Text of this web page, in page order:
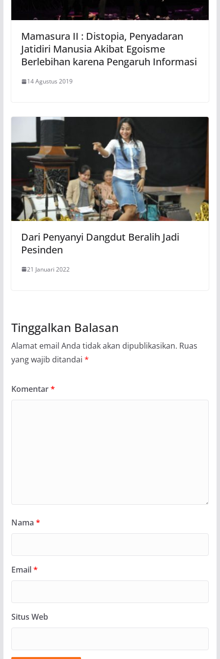
Mamasura II : Distopia, Penyadaran
Jatidiri Manusia Akibat Egoisme
Berlebihan karena Pengaruh Informasi
14 Agustus 2019
Dari Penyanyi Dangdut Beralih Jadi
Pesinden
21 Januari 2022
Tinggalkan Balasan
Alamat email Anda tidak akan dipublikasikan. Ruas
yang wajib ditandai *
Komentar*
Nama *
Email*
Situs Web